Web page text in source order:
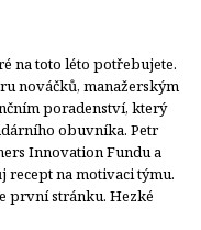
na toto léto potřebujete.
nováčků, manažerským
poradenství, který
obuvníka. Petr
Innovation Fundu a
recept na motivaci týmu.
první stránku. Hezké